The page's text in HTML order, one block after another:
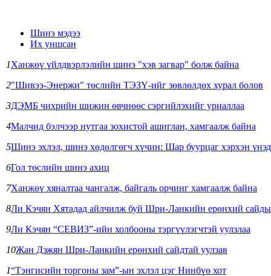
Шинэ мэдээ
Их уншсан
1Ханжөү үйлдвэрлэлийн шинэ "хэв загвар" болж байна
2"Шивээ-Энержи" төслийн ТЭЗҮ-ийг зөвлөлдөх хурал болов
3ДЭМБ чихрийн шижин өвчнөөс сэргийлэхийг уриаллаа
4Малчид бэлчээр нутгаа зохистой ашиглан, хамгаалж байна
5Шинэ эхлэл, шинэ хөдөлгөгч хүчин: Шар буурцаг хэрхэн
6Гол төслийн шинэ ахиц
7Ханжөү хяналтаа чангалж, байгаль орчинг хамгаалж байна
8Ли Кэчян Хятадад айлчилж буй Шри-Ланкийн ерөнхий сайдыг
9Ли Кэчян “СЕВИЗ”-ийн холбооны тэргүүлэгчтэй уулзлаа
10Жан Дэжян Шри-Ланкийн ерөнхий сайдтай уулзав
1“Тэнгисийн торгоны зам”-ын эхлэл цэг Нинбүө хот